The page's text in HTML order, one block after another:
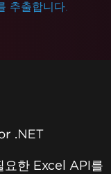
추출합니다.
한 Excel API를